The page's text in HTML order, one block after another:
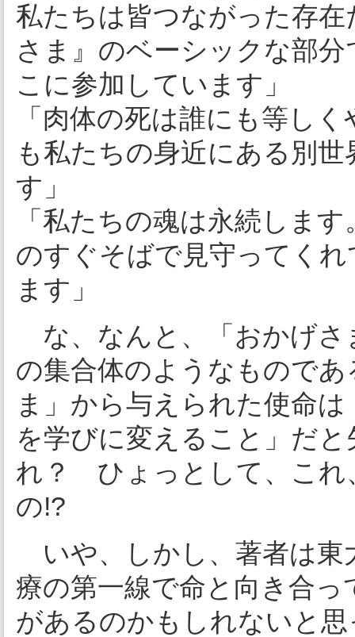
私たちは皆つながった存
さま』のベーシックな部
こに参加しています」
「肉体の死は誰にも等し
も私たちの身近にある別
す」
「私たちの魂は永続しま
のすぐそばで見守ってく
ます」
な、なんと、「おかげさ
の集合体のようなもので
ま」から与えられた使命
を学びに変えること」だ
れ？ ひょっとして、これ
の!?
いや、しかし、著者は東
療の第一線で命と向き合
があるのかもしれないと